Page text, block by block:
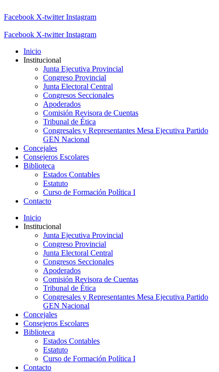
Facebook X-twitter Instagram
Facebook X-twitter Instagram
Inicio
Institucional
Junta Ejecutiva Provincial
Congreso Provincial
Junta Electoral Central
Congresos Seccionales
Apoderados
Comisión Revisora de Cuentas
Tribunal de Ética
Congresales y Representantes Mesa Ejecutiva Partido
GEN Nacional
Concejales
Consejeros Escolares
Biblioteca
Estados Contables
Estatuto
Curso de Formación Política I
Contacto
Inicio
Institucional
Junta Ejecutiva Provincial
Congreso Provincial
Junta Electoral Central
Congresos Seccionales
Apoderados
Comisión Revisora de Cuentas
Tribunal de Ética
Congresales y Representantes Mesa Ejecutiva Partido
GEN Nacional
Concejales
Consejeros Escolares
Biblioteca
Estados Contables
Estatuto
Curso de Formación Política I
Contacto